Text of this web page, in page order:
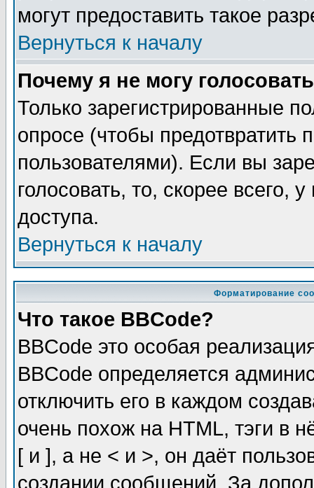
могут предоставить такое
Вернуться к началу
Почему я не могу
Только зарегистрированные
опросе (чтобы предотвратить
пользователями). Если вы
голосовать, то, скорее всего,
доступа.
Вернуться к началу
Форматирование
Что такое BBCode?
BBCode это особая
BBCode определяется
отключить его в каждом
очень похож на HTML, тэги в
[ и ], а не < и >, он даёт
создании сообщений. За